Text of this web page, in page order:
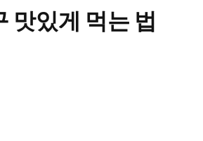
맛있게 먹는 법